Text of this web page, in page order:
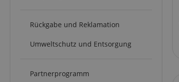
Rückgabe und Reklamation
Umweltschutz und Entsorgung
Partnerprogramm